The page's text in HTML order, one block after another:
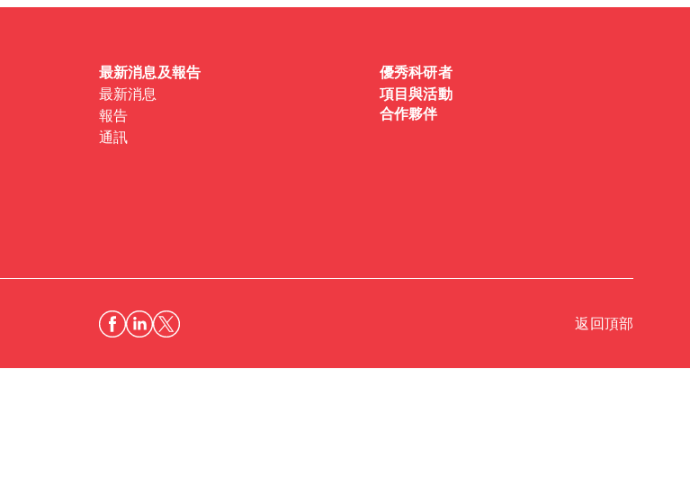
最新消息及報告
最新消息
報告
通訊
優秀科研者
項目與活動
合作夥伴
返回頂部